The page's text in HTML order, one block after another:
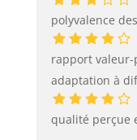
polyvalence
rapport valeur-
adaptation à
qualité perçue